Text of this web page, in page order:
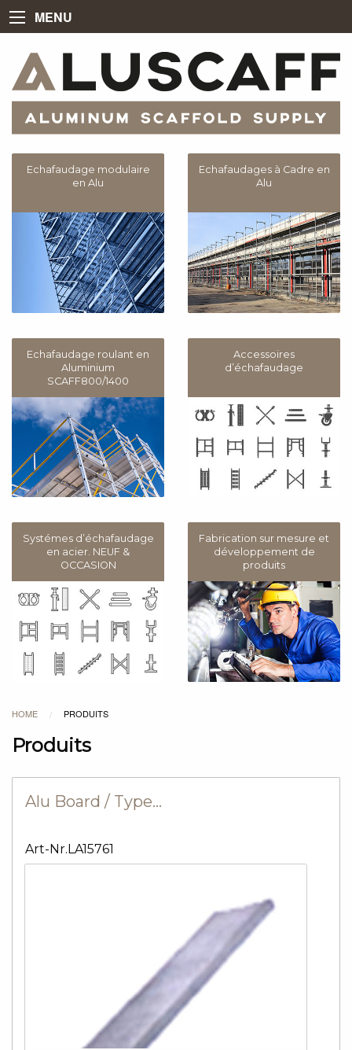
MENU
Echafaudage modulaire
en Alu
Echafaudages à Cadre en
Alu
Echafaudage roulant en
Aluminium
SCAFF800/1400
Accessoires
d’échafaudage
Systémes d’échafaudage
en acier. NEUF &
OCCASION
Fabrication sur mesure et
développement de
produits
HOME / PRODUITS
Produits
Alu Board / Type…
Art-Nr.LA15761